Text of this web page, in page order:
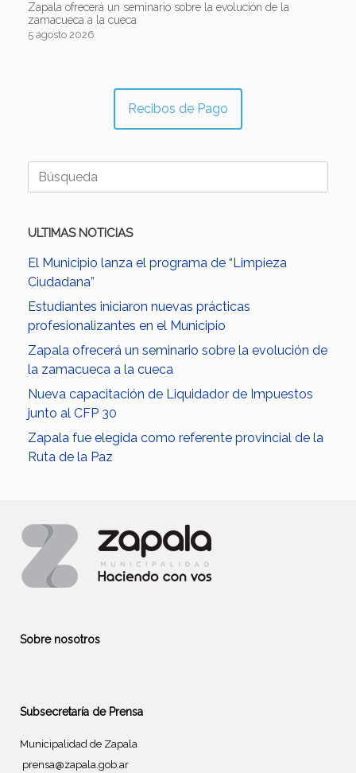
Zapala ofrecerá un seminario sobre la evolución de la
zamacueca a la cueca
5 agosto 2026
Recibos de Pago
Buscar:
ULTIMAS NOTICIAS
El Municipio lanza el programa de “Limpieza
Ciudadana”
Estudiantes iniciaron nuevas prácticas
profesionalizantes en el Municipio
Zapala ofrecerá un seminario sobre la evolución de
la zamacueca a la cueca
Nueva capacitación de Liquidador de Impuestos
junto al CFP 30
Zapala fue elegida como referente provincial de la
Ruta de la Paz
Sobre nosotros
Subsecretaría de Prensa
Municipalidad de Zapala
prensa@zapala.gob.ar